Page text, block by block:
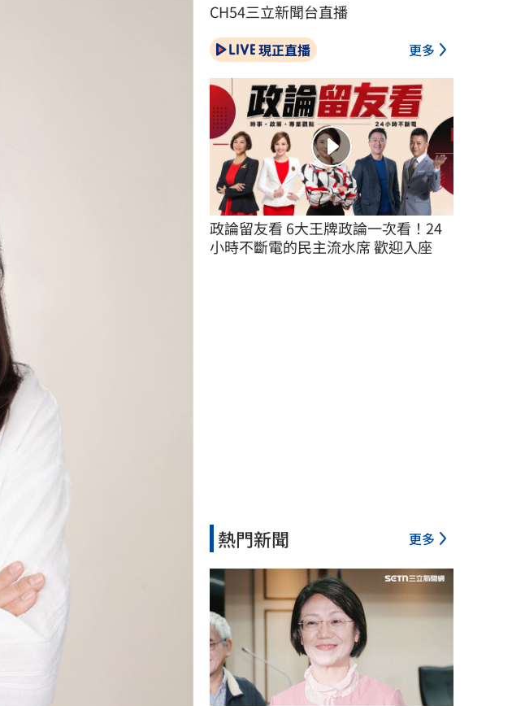
CH54三立新聞台直播
現正直播 更多
政論留友看 6大王牌政論一次看！24
小時不斷電的民主流水席 歡迎入座
熱門新聞 更多